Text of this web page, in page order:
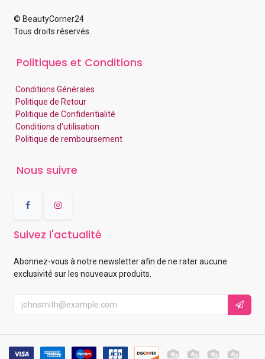
© BeautyCorner24
Tous droits réservés.
Politiques et Conditions
Conditions Générales
Politique de Retour
Politique de Confidentialité
Conditions d'utilisation
Politique de remboursement
Nous suivre
Suivez l'actualité
Abonnez-vous à notre newsletter afin de ne rater aucune
exclusivité sur les nouveaux produits.